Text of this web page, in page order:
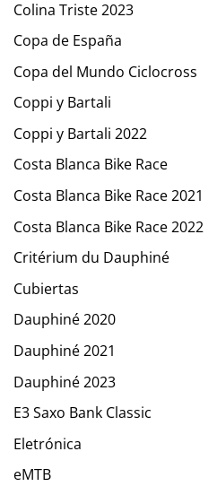
Colina Triste 2023
Copa de España
Copa del Mundo Ciclocross
Coppi y Bartali
Coppi y Bartali 2022
Costa Blanca Bike Race
Costa Blanca Bike Race 2021
Costa Blanca Bike Race 2022
Critérium du Dauphiné
Cubiertas
Dauphiné 2020
Dauphiné 2021
Dauphiné 2023
E3 Saxo Bank Classic
Eletrónica
eMTB